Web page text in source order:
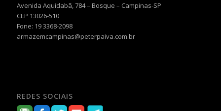
Avenida Aquidabã, 784 – Bosque – Campinas-SP
CEP 13026-510
Fone: 19 3368-2098
armazemcampinas@peterpaiva.com.br
REDES SOCIAIS